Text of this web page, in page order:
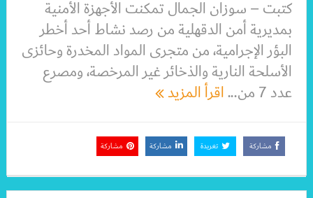
كتبت – سوزان الجمال تمكنت الأجهزة الأمنية
بمديرية أمن الدقهلية من رصد نشاط أحد أخطر
البؤر الإجرامية، من متجرى المواد المخدرة وحائزى
الأسلحة النارية والذخائر غير المرخصة، ومصرع
عدد 7 من...
اقرأ المزيد
مشاركة تغريدة مشاركة مشاركة